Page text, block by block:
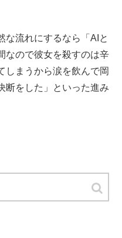
な流れにするなら「AIと
なので彼女を殺すのは辛
しまうから涙を飲んで岡
断をした」といった進み